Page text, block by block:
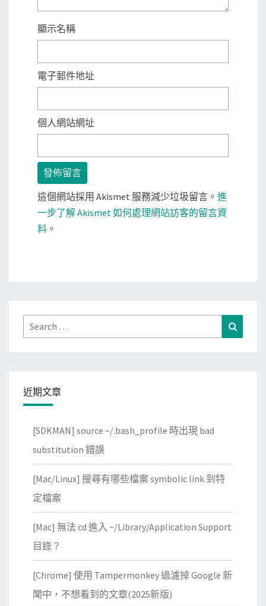
顯示名稱
電子郵件地址
個人網站網址
這個網站採用 Akismet 服務減少垃圾留言。 進
一步了解 Akismet 如何處理網站訪客的留言資
料 。
Search
for:
近期文章
[SDKMAN] source ~/.bash_profile 時出現 bad
substitution 錯誤
[Mac/Linux] 搜尋有哪些檔案 symbolic link 到特
定檔案
[Mac] 無法 cd 進入 ~/Library/Application Support
目錄？
[Chrome] 使用 Tampermonkey 過濾掉 Google 新
聞中，不想看到的文章(2025新版)